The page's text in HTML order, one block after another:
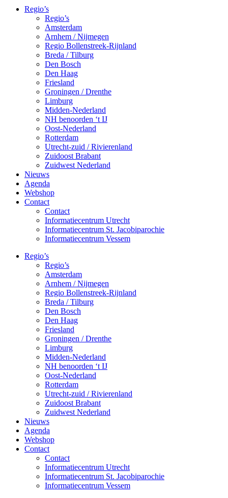
Regio’s
Regio’s
Amsterdam
Arnhem / Nijmegen
Regio Bollenstreek-Rijnland
Breda / Tilburg
Den Bosch
Den Haag
Friesland
Groningen / Drenthe
Limburg
Midden-Nederland
NH benoorden ‘t IJ
Oost-Nederland
Rotterdam
Utrecht-zuid / Rivierenland
Zuidoost Brabant
Zuidwest Nederland
Nieuws
Agenda
Webshop
Contact
Contact
Informatiecentrum Utrecht
Informatiecentrum St. Jacobiparochie
Informatiecentrum Vessem
Regio’s
Regio’s
Amsterdam
Arnhem / Nijmegen
Regio Bollenstreek-Rijnland
Breda / Tilburg
Den Bosch
Den Haag
Friesland
Groningen / Drenthe
Limburg
Midden-Nederland
NH benoorden ‘t IJ
Oost-Nederland
Rotterdam
Utrecht-zuid / Rivierenland
Zuidoost Brabant
Zuidwest Nederland
Nieuws
Agenda
Webshop
Contact
Contact
Informatiecentrum Utrecht
Informatiecentrum St. Jacobiparochie
Informatiecentrum Vessem